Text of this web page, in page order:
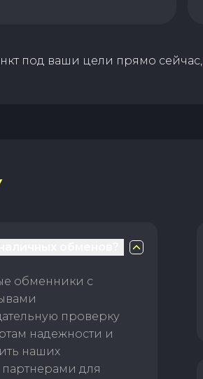
под ваши цели прямо сейчас,
обменники с
проверку
надежности и
наших
для